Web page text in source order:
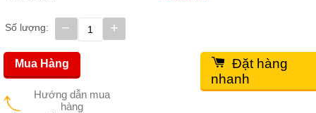
Số lượng: +
−
Hướng dẫn mua
hàng
Mua Hàng
Đặt hàng
nhanh